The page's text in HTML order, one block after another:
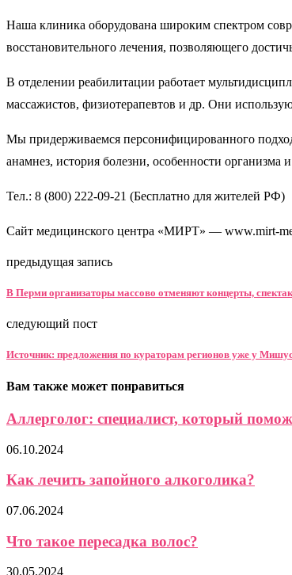
Наша клиника оборудована широким спектром
восстановительного лечения, позволяющего
В отделении реабилитации работает
массажистов, физиотерапевтов и др. Они
Мы придерживаемся персонифицированного
анамнез, история болезни, особенности организма
Тел.: 8 (800) 222-09-21 (Бесплатно для жителей РФ)
Сайт медицинского центра «МИРТ» — www.mirt-
предыдущая запись
В Перми организаторы массово отменяют концерты,
следующий пост
Источник: предложения по кураторам регионов уже у
Вам также может понравиться
Аллерголог: специалист, который
06.10.2024
Как лечить запойного алкоголика?
07.06.2024
Что такое пересадка волос?
30.05.2024